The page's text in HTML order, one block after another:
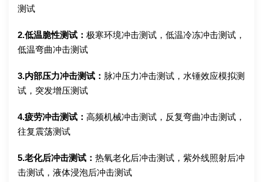
测试
2.低温脆性测试： 极寒环境冲击测试，低温冷冻冲击测试，
低温弯曲冲击测试
3.内部压力冲击测试： 脉冲压力冲击测试，水锤效应模拟测
试，突发增压测试
4.疲劳冲击测试： 高频机械冲击测试，反复弯曲冲击测试，
往复震荡测试
5.老化后冲击测试： 热氧老化后冲击测试，紫外线照射后冲
击测试，液体浸泡后冲击测试